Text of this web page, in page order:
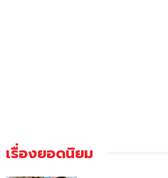
เรื่องยอดนิยม